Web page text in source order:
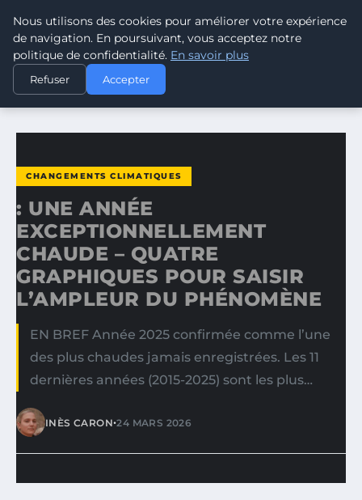
CLIMATE GUARDIAN
ACCUEIL
CHANGEMENTS CLIMATIQUES
: UNE ANNÉE EXCEPTIONNELLEMENT CHAUDE – QUATRE…
CHANGEMENTS CLIMATIQUES
: UNE ANNÉE
EXCEPTIONNELLEMENT
CHAUDE – QUATRE
GRAPHIQUES POUR SAISIR
L’AMPLEUR DU PHÉNOMÈNE
EN BREF Année 2025 confirmée comme l’une
des plus chaudes jamais enregistrées. Les 11
dernières années (2015-2025) sont les plus…
INÈS CARON•24 MARS 2026
Nous utilisons des cookies pour améliorer votre expérience
de navigation. En poursuivant, vous acceptez notre
politique de confidentialité. En savoir plus
Refuser Accepter